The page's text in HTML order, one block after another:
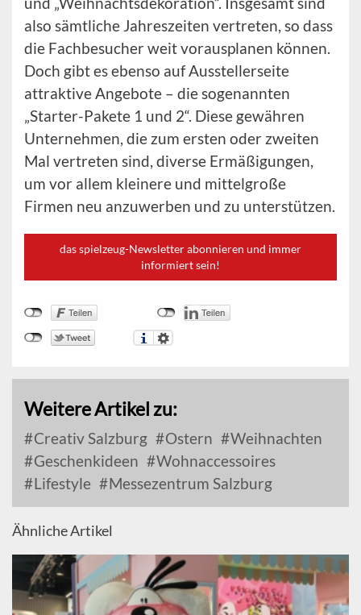
also sämtliche Jahreszeiten vertreten, so dass
die Fachbesucher weit vorausplanen können.
Doch gibt es ebenso auf Ausstellerseite
attraktive Angebote – die sogenannten
„Starter-Pakete 1 und 2“. Diese gewähren
Unternehmen, die zum ersten oder zweiten
Mal vertreten sind, diverse Ermäßigungen,
um vor allem kleinere und mittelgroße
Firmen neu anzuwerben und zu unterstützen.
das spielzeug-Newsletter abonnieren und immer
informiert sein!
Weitere Artikel zu:
Creativ Salzburg Ostern
Weihnachten
Geschenkideen
Wohnaccessoires
Lifestyle
Messezentrum Salzburg
Ähnliche Artikel